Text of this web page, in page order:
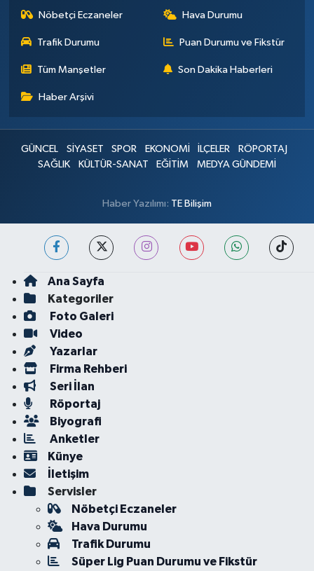
Nöbetçi Eczaneler Hava Durumu
Trafik Durumu Puan Durumu ve Fikstür
Tüm Manşetler Son Dakika Haberleri
Haber Arşivi
GÜNCEL SİYASET SPOR EKONOMİ İLÇELER
RÖPORTAJ
SAĞLIK
KÜLTÜR-SANAT EĞİTİM MEDYA GÜNDEMİ
Haber Yazılımı: TE Bilişim
Ana Sayfa
Kategoriler
Foto Galeri
Video
Yazarlar
Firma Rehberi
Seri İlan
Röportaj
Biyografi
Anketler
Künye
İletişim
Servisler
Nöbetçi Eczaneler
Hava Durumu
Trafik Durumu
Süper Lig Puan Durumu ve Fikstür